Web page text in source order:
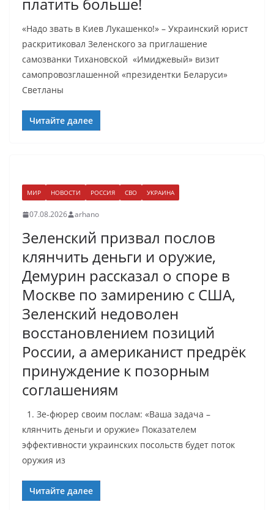
«Надо звать в Киев Лукашенко!» – Украинский юрист
раскритиковал Зеленского за приглашение
самозванки Тихановской «Имиджевый» визит
самопровозглашенной «президентки Беларуси»
Светланы
Читайте далее
МИР НОВОСТИ РОССИЯ СВО УКРАИНА
07.08.2026 arhano
Зеленский призвал послов
клянчить деньги и оружие,
Демурин рассказал о споре в
Москве по замирению с США,
Зеленский недоволен
восстановлением позиций
России, а американист предрёк
принуждение к позорным
соглашениям
1. Зе-фюрер своим послам: «Ваша задача –
клянчить деньги и оружие» Показателем
эффективности украинских посольств будет поток
оружия из
Читайте далее